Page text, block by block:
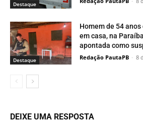
Destaque
Destaque
Homem de 54
em casa, na
apontada como
Redação PautaPB - 8
DEIXE UMA RESPOSTA